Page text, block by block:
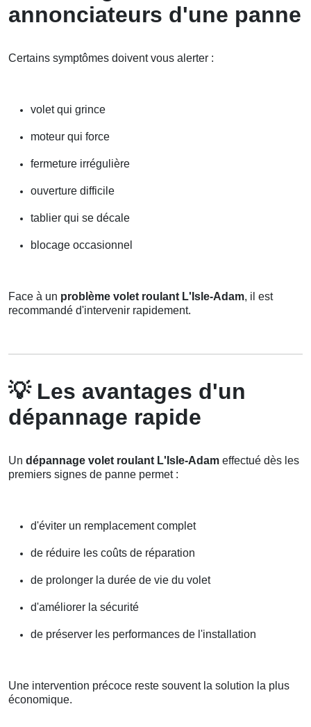
annonciateurs d'une panne
Certains symptômes doivent vous alerter :
volet qui grince
moteur qui force
fermeture irrégulière
ouverture difficile
tablier qui se décale
blocage occasionnel
Face à un problème volet roulant L'Isle-Adam, il est
recommandé d'intervenir rapidement.
💡Les avantages d'un
dépannage rapide
Un dépannage volet roulant L'Isle-Adam effectué dès les
premiers signes de panne permet :
d'éviter un remplacement complet
de réduire les coûts de réparation
de prolonger la durée de vie du volet
d'améliorer la sécurité
de préserver les performances de l'installation
Une intervention précoce reste souvent la solution la plus
économique.